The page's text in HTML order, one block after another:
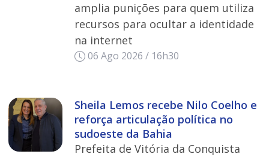
amplia punições para quem utiliza
recursos para ocultar a identidade
na internet
06 Ago 2026 / 16h30
Sheila Lemos recebe Nilo Coelho e
reforça articulação política no
sudoeste da Bahia
Prefeita de Vitória da Conquista